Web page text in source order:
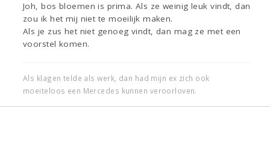
Joh, bos bloemen is prima. Als ze weinig leuk vindt, dan
zou ik het mij niet te moeilijk maken.
Als je zus het niet genoeg vindt, dan mag ze met een
voorstel komen.
Als klagen telde als werk, dan had mijn ex zich ook
moeiteloos een Mercedes kunnen veroorloven.